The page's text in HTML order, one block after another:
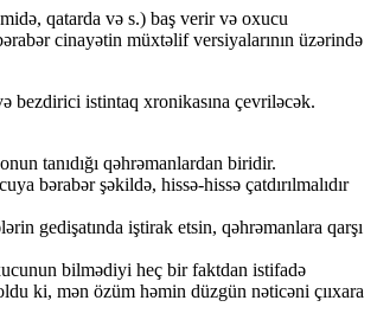
qatarda və s.) baş verir və oxucu
cinayətin müxtəlif versiyalarının üzərində
bezdirici istintaq xronikasına çevriləcək.
tanıdığı qəhrəmanlardan biridir.
bərabər şəkildə, hissə-hissə çatdırılmalıdır
gedişatında iştirak etsin, qəhrəmanlara qarşı
bilmədiyi heç bir faktdan istifadə
ki, mən özüm həmin düzgün nəticəni çııxara